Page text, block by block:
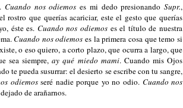
Cuando nos odiemos es mi dedo presionandoSupr.,
rostro que querías acariciar, este el gesto que querías
éste es. Cuando nos odiemos es el título de nuestra
Cuando nos odiemos es la primera cosa que temo si
o eso quiero, a corto plazo, que ocurra a largo, que
sea siempre,ay qué miedo mami. Cuando mis Ojos
te pueda susurrar: el desierto se escribe con tu sangre,
odiemosseré nadie porque yo no odio. Cuando nos
de arañarnos.